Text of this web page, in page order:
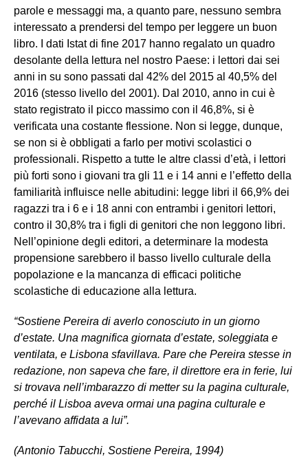
parole e messaggi ma, a quanto pare, nessuno sembra
interessato a prendersi del tempo per leggere un buon
libro. I dati Istat di fine 2017 hanno regalato un quadro
desolante della lettura nel nostro Paese: i lettori dai sei
anni in su sono passati dal 42% del 2015 al 40,5% del
2016 (stesso livello del 2001). Dal 2010, anno in cui è
stato registrato il picco massimo con il 46,8%, si è
verificata una costante flessione. Non si legge, dunque,
se non si è obbligati a farlo per motivi scolastici o
professionali. Rispetto a tutte le altre classi d’età, i lettori
più forti sono i giovani tra gli 11 e i 14 anni e l’effetto della
familiarità influisce nelle abitudini: legge libri il 66,9% dei
ragazzi tra i 6 e i 18 anni con entrambi i genitori lettori,
contro il 30,8% tra i figli di genitori che non leggono libri.
Nell’opinione degli editori, a determinare la modesta
propensione sarebbero il basso livello culturale della
popolazione e la mancanza di efficaci politiche
scolastiche di educazione alla lettura.
“Sostiene Pereira di averlo conosciuto in un giorno
d’estate. Una magnifica giornata d’estate, soleggiata e
ventilata, e Lisbona sfavillava. Pare che Pereira stesse in
redazione, non sapeva che fare, il direttore era in ferie, lui
si trovava nell’imbarazzo di metter su la pagina culturale,
perché il Lisboa aveva ormai una pagina culturale e
l’avevano affidata a lui”.
(Antonio Tabucchi, Sostiene Pereira, 1994)